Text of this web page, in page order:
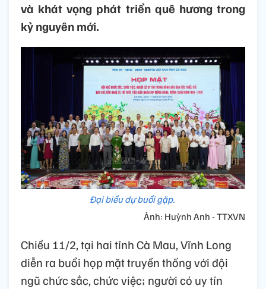
và khát vọng phát triển quê hương trong
kỷ nguyên mới.
Đại biểu dự buổi gặp.
Ảnh: Huỳnh Anh - TTXVN
Chiều 11/2, tại hai tỉnh Cà Mau, Vĩnh Long
diễn ra buổi họp mặt truyền thống với đội
ngũ chức sắc, chức việc; người có uy tín